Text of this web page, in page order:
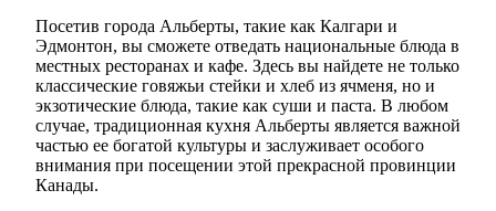
Посетив города Альберты, такие как Калгари и
Эдмонтон, вы сможете отведать национальные блюда в
местных ресторанах и кафе. Здесь вы найдете не только
классические говяжьи стейки и хлеб из ячменя, но и
экзотические блюда, такие как суши и паста. В любом
случае, традиционная кухня Альберты является важной
частью ее богатой культуры и заслуживает особого
внимания при посещении этой прекрасной провинции
Канады.